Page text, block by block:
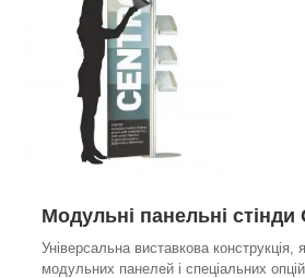
Модульні панельні стінди
Універсальна виставкова конструкція,
модульних панелей і спеціальних